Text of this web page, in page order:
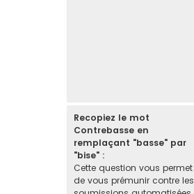
Recopiez le mot
Contrebasse en
remplaçant "basse" par
"bise" :
Cette question vous permet
de vous prémunir contre les